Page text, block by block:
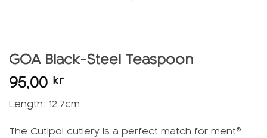
GOA Black-Steel Teaspoon
95,00 kr
Length: 12.7cm
The Cutipol cutlery is a perfect match for ment®